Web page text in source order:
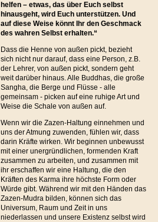
helfen – etwas, das über Euch selbst
hinausgeht, wird Euch unterstützen. Und
auf diese Weise könnt Ihr den Geschmack
des wahren Selbst erhalten.“
Dass die Henne von außen pickt, bezieht
sich nicht nur darauf, dass eine Person, z.B.
der Lehrer, von außen pickt, sondern geht
weit darüber hinaus. Alle Buddhas, die große
Sangha, die Berge und Flüsse - alle
gemeinsam - picken auf eine ruhige Art und
Weise die Schale von außen auf.
Wenn wir die Zazen-Haltung einnehmen und
uns der Atmung zuwenden, fühlen wir, dass
darin Kräfte wirken. Wir beginnen unbewusst
mit einer unergründlichen, formenden Kraft
zusammen zu arbeiten, und zusammen mit
ihr erschaffen wir eine Haltung, die den
Kräften des Karma ihre höchste Form oder
Würde gibt. Während wir mit den Händen das
Zazen-Mudra bilden, können sich das
Universum, Raum und Zeit in uns
niederlassen und unsere Existenz selbst wird